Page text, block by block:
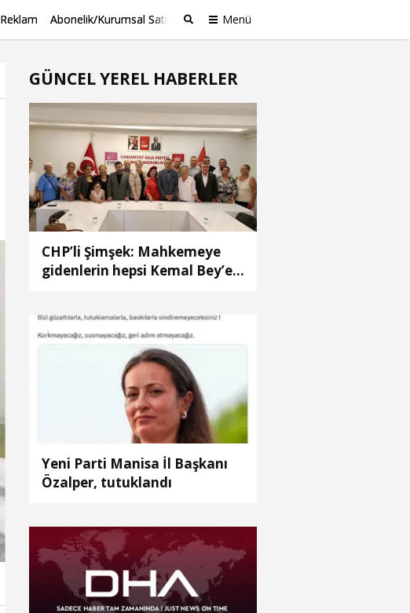
Reklam Abonelik/Kurumsal Satış Menü
GÜNCEL YEREL HABERLER
CHP’li Şimşek: Mahkemeye
gidenlerin hepsi Kemal Bey’e
Yeni Parti Manisa İl Başkanı
Özalper, tutuklandı